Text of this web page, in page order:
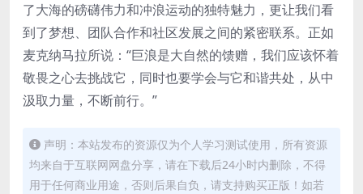
了大海的磅礴伟力和冲浪运动的独特魅力，更让我们看
到了梦想、团队合作和社区发展之间的紧密联系。正如
麦克纳马拉所说：“巨浪是大自然的馈赠，我们应该怀着
敬畏之心去挑战它，同时也要学会与它和谐共处，从中
汲取力量，不断前行。”
声明：本站发布的资源仅为个人学习测试使用，所有资源
均来自于互联网网盘分享，请在下载后24小时内删除，不得
用于任何商业用途，否则后果自负，请支持购买正版！如若